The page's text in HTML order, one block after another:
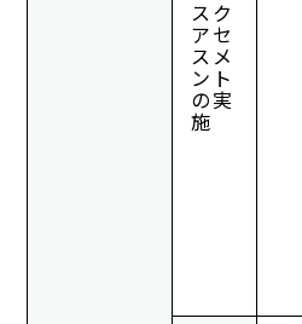
スク
アセ
スメ
ント
の実
施